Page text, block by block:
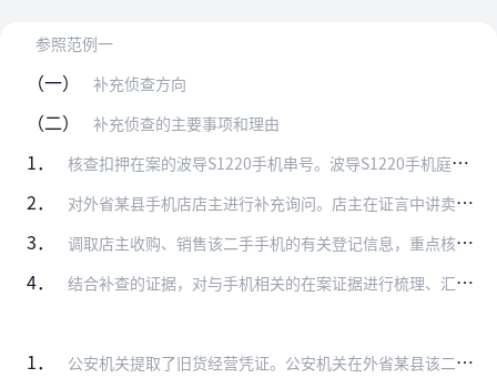
参照范例一
（一） 补充侦查方向
（二） 补充侦查的主要事项和理由
1． 核查扣押在案的波导S1220手机串号。波导S1220手机庭审后已经移送某中级人民法院，请调取该手机，充电后输入*#06#，核查该手机的串号，如无结果，请委托技术…
2． 对外省某县手机店店主进行补充询问。店主在证言中讲卖给忻某某的手机串号为3425237511276xx，请核实，店主依据什么资料提供了上述串号。
3． 调取店主收购、销售该二手手机的有关登记信息，重点核查登记的手机串号。补查理由：根据公安部、国内贸易部一九九八年三月九日下发的《旧货流通管理办法（试行）》第三十二…
4． 结合补查的证据，对与手机相关的在案证据进行梳理、汇总、分析，还原绑匪购买二手手机、绑架孩子、打索要赎金电话、警方监控手机、抓获犯罪嫌疑人、扣押手机的整个过程，核…
1． 公安机关提取了旧货经营凭证。公安机关在外省某县该二手手机店提取到了该笔交易的《旧货经营凭证》，该凭证上登记的手机串号是3509741143892xx，与扣押在法…